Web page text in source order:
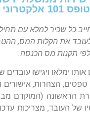
והארגון במשרד, להרבה יותר קל! טופס 101 הוא
את הקלות המס,
תקנות מס הכנסה.
ימלאו ויגישו
הצהרות, אישורים
את המשכורת הראשונה